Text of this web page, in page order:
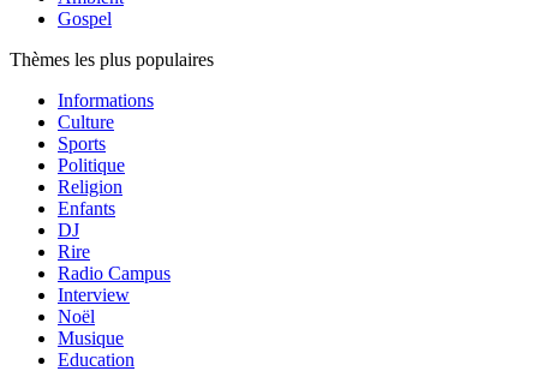
Gospel
Thèmes les plus populaires
Informations
Culture
Sports
Politique
Religion
Enfants
DJ
Rire
Radio Campus
Interview
Noël
Musique
Education